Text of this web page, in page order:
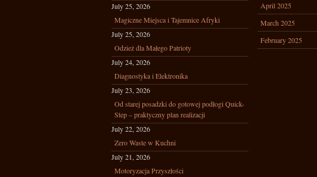
July 25, 2026
Magiczne Miejsca i Tajemnice Afryki
July 25, 2026
Odzież dla Małego Patrioty
July 24, 2026
Diagnostyka i Elektronika
July 23, 2026
Od starej posadzki do gotowej podłogi Quick-
Step – praktyczny plan realizacji
July 22, 2026
Zero Waste w Kuchni
July 21, 2026
Motoryzacja Przyszłości
April 2025
March 2025
February 2025